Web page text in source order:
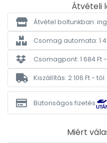
Átvételi
Átvétel boltunkban:
Csomag automata: 1
Csomagpont: 1 684 Ft
Kiszállítás: 2 106 Ft - tól
Biztonságos fizetés
Miért